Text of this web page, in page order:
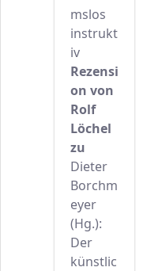
mslos
instrukt
iv
Rezensi
on von
Rolf
Löchel
zu
Dieter
Borchm
eyer
(Hg.):
Der
künstlic